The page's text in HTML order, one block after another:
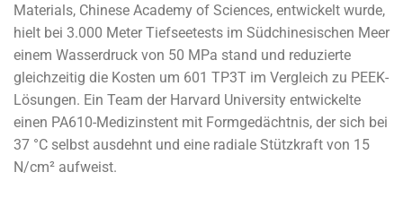
Materials, Chinese Academy of Sciences, entwickelt wurde,
hielt bei 3.000 Meter Tiefseetests im Südchinesischen Meer
einem Wasserdruck von 50 MPa stand und reduzierte
gleichzeitig die Kosten um 601 TP3T im Vergleich zu PEEK-
Lösungen. Ein Team der Harvard University entwickelte
einen PA610-Medizinstent mit Formgedächtnis, der sich bei
37 °C selbst ausdehnt und eine radiale Stützkraft von 15
N/cm² aufweist.